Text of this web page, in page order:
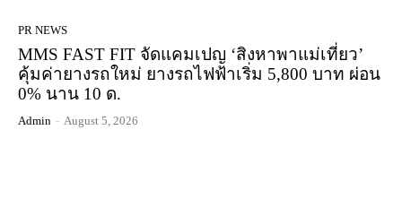
PR NEWS
MMS FAST FIT จัดแคมเปญ ‘สิงหาพาแม่เที่ยว’
คุ้มค่ายางรถใหม่ ยางรถไฟฟ้าเริ่ม 5,800 บาท ผ่อน
0% นาน 10 ด.
Admin - August 5, 2026